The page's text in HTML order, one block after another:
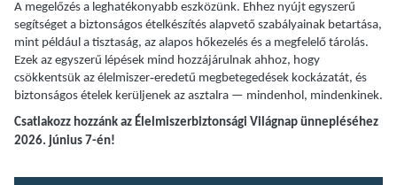
A megelőzés a leghatékonyabb eszközünk. Ehhez nyújt egyszerű
segítséget a biztonságos ételkészítés alapvető szabályainak betartása,
mint például a tisztaság, az alapos hőkezelés és a megfelelő tárolás.
Ezek az egyszerű lépések mind hozzájárulnak ahhoz, hogy
csökkentsük az élelmiszer‑eredetű megbetegedések kockázatát, és
biztonságos ételek kerüljenek az asztalra — mindenhol, mindenkinek.
Csatlakozz hozzánk az Élelmiszerbiztonsági Világnap ünnepléséhez
2026. június 7-én!